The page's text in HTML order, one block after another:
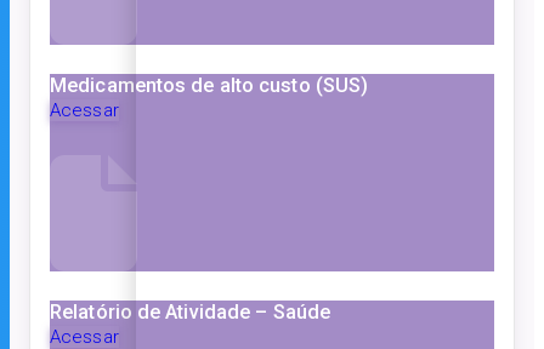
Medicamentos de alto custo (SUS)
Acessar
Relatório de Atividade – Saúde
Acessar